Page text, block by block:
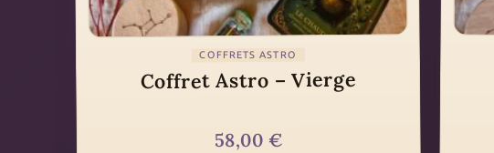
COFFRETS ASTRO
Coffret Astro – Vierge
58,00 €